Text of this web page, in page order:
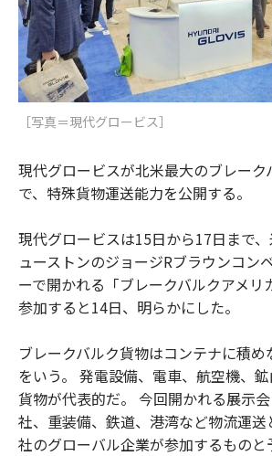
［写真＝現代グロービス］
現代グロービスが北米最大のブレー
で、特殊貨物運送能力を公開する。
現代グロービスは15日から17日まで
ューストンのジョージRブラウンコン
ーで開かれる「ブレークバルクアメリ
参加すると14日、明らかにした。
ブレークバルク貨物はコンテナに積
をいう。 発電設備、電車、航空機、
貨物が代表的だ。 今回開かれる展示
社、重装備、鉄道、港湾など物流運
社のグローバル企業が参加するものと